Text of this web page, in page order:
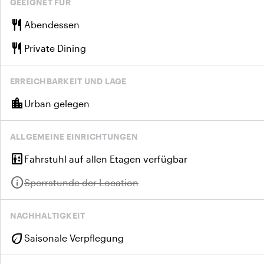
restaurant Abendessen
restaurant Private Dining
ERREICHBARKEIT UND LAGE
location_city Urban gelegen
ALLGEMEINE EINRICHTUNGEN
elevator Fahrstuhl auf allen Etagen verfügbar
infoNicht verfügbar:
Sperrstunde der Location
NACHHALTIGKEIT
eco Saisonale Verpflegung